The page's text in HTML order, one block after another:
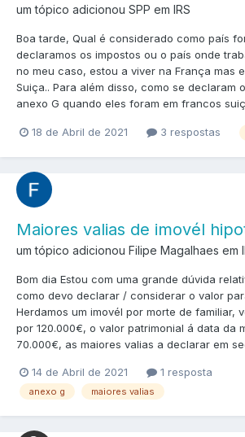
um tópico adicionou SPP em IRS
Boa tarde, Qual é considerado como país
declaramos os impostos ou o país onde
no meu caso, estou a viver na França mas
Suiça.. Para além disso, como se declaram
anexo G quando eles foram em francos
18 de Abril de 2021 3 respostas
Maiores valias de imovél
um tópico adicionou Filipe Magalhaes em
Bom dia Estou com uma grande dúvida
como devo declarar / considerar o valor
Herdamos um imovél por morte de familiar,
por 120.000€, o valor patrimonial á data da
70.000€, as maiores valias a declarar em
14 de Abril de 2021 1 resposta
anexo g maiores valias